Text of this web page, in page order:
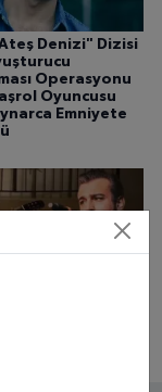
Denizi" Dizisi
Operasyonu
Oyuncusu
Emniyete